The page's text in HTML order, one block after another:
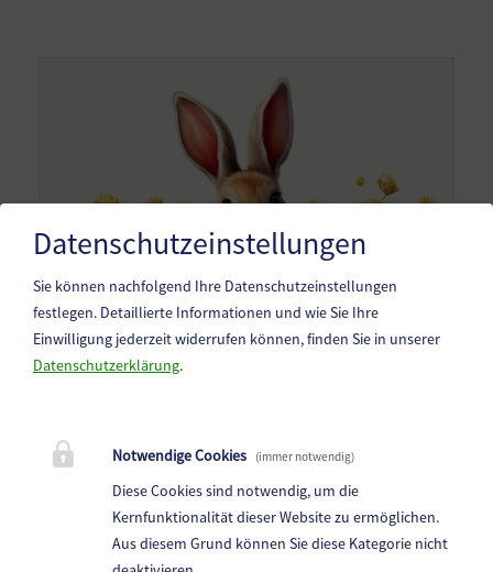
Datenschutzeinstellungen
Sie können nachfolgend Ihre Datenschutzeinstellungen
festlegen. Detaillierte Informationen und wie Sie Ihre
Einwilligung jederzeit widerrufen können, finden Sie in unserer
Datenschutzerklärung.
Notwendige Cookies (immer notwendig)
Diese Cookies sind notwendig, um die
Kernfunktionalität dieser Website zu ermöglichen.
Aus diesem Grund können Sie diese Kategorie nicht